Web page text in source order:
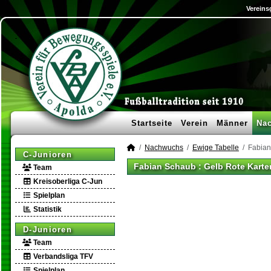
Startseite Verein Männer
C-Junioren
Team
Kreisoberliga C-Jun
Spielplan
Statistik
D-Junioren
Team
Verbandsliga TFV
Nachwuchs Ewige Tabelle
Fabian Schaub : Gelb Rote